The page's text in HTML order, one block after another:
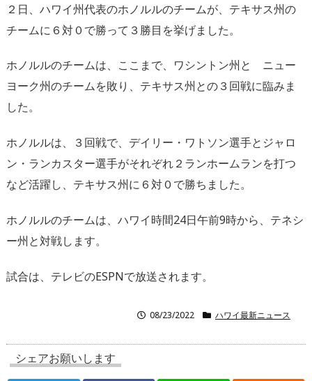
２日、ハワイ州代表のホノルルのチームが、テキサス州の
チームに６対０で勝って３勝目を挙げました。
ホノルルのチームは、ここまで、ワシントン州と ニュー
ヨーク州のチームを敗り、テキサス州との３回戦に臨みま
した。
ホノルルは、３回戦で、デイリー・ワトソン選手とジャロ
ン・ランカスター選手がそれぞれ２ランホームランを打つ
など活躍し、テキサス州に６対０で勝ちました。
ホノルルのチームは、ハワイ時間24日午前9時から、テネシ
ー州と対戦します。
試合は、テレビのESPNで放送されます。
08/23/2022 ハワイ最新ニュース
シェアお願いします